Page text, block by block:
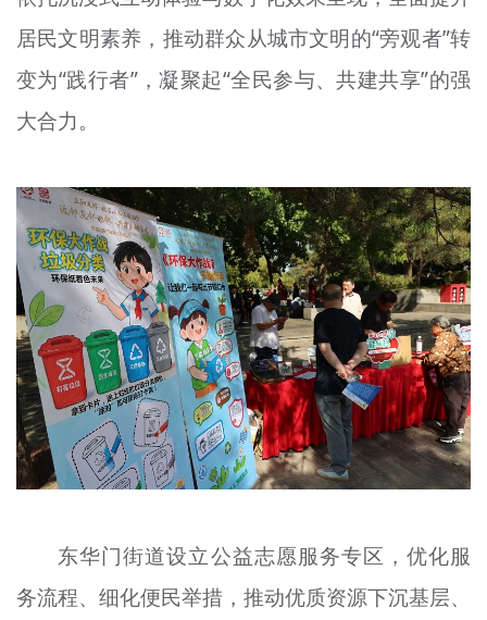
居民文明素养，推动群众从城市文明的“旁观者”转
变为“践行者”，凝聚起“全民参与、共建共享”的强
大合力。
东华门街道设立公益志愿服务专区，优化服
务流程、细化便民举措，推动优质资源下沉基层、